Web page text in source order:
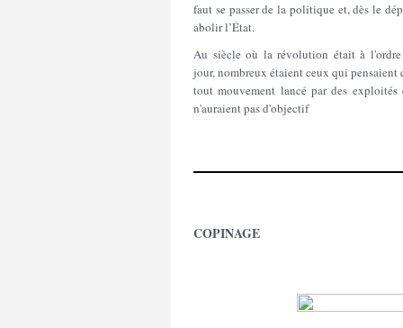
faut se passer de la politique et, dès le
abolir l’État.
Au siècle où la révolution était à
jour, nombreux étaient ceux qui pensaient
tout mouvement lancé par des exploités
n'auraient pas d'objectif
COPINAGE